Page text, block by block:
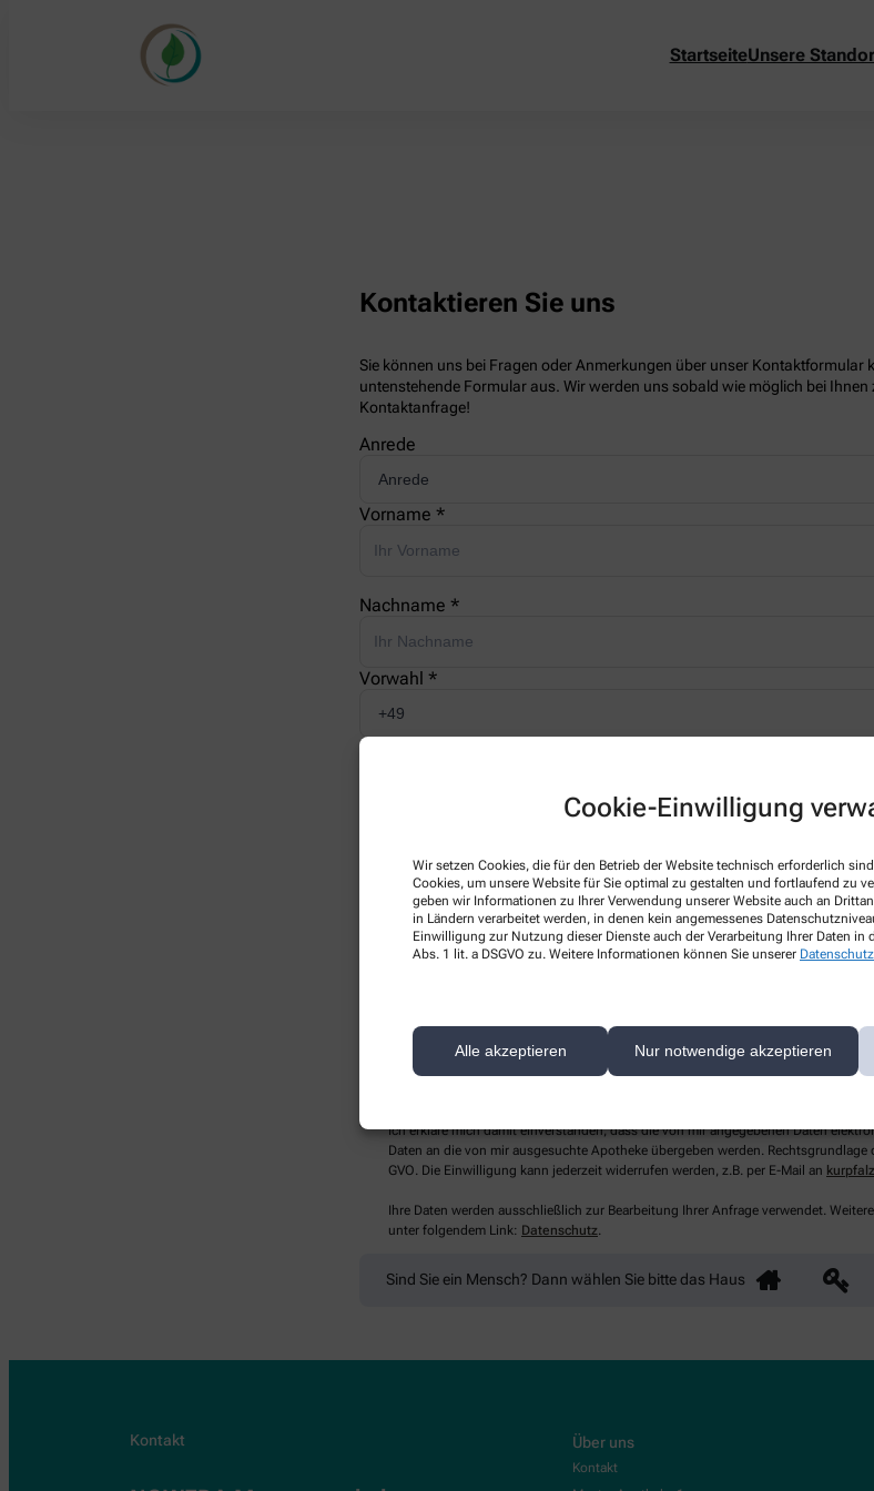
Cookie-Einwilligung
Wir setzen Cookies, die für den Betrieb der Website technisch erforderlich
Cookies, um unsere Website für Sie optimal zu gestalten und fortlaufend zu
geben wir Informationen zu Ihrer Verwendung unserer Website auch an
in Ländern verarbeitet werden, in denen kein angemessenes
Einwilligung zur Nutzung dieser Dienste auch der Verarbeitung Ihrer Daten in
Abs. 1 lit. a DSGVO zu. Weitere Informationen können Sie unserer
Alle akzeptieren Nur notwendige akzeptieren
StartseiteUnsere
Kontaktieren Sie uns
Sie können uns bei Fragen oder Anmerkungen über unser Kontaktformular
untenstehende Formular aus. Wir werden uns sobald wie möglich bei
Kontaktanfrage!
Anrede
Vorname *
Nachname *
Vorwahl *
Ihre Nachricht *
Ich erkläre mich damit einverstanden, dass die von mir angegebenen Daten
Daten an die von mir ausgesuchte Apotheke übergeben werden.
GVO. Die Einwilligung kann jederzeit widerrufen werden, z.B. per E-Mail an
Ihre Daten werden ausschließlich zur Bearbeitung Ihrer Anfrage verwendet.
unter folgendem Link: Datenschutz.
Sind Sie ein Mensch? Dann wählen Sie bittedas Haus
Kontakt Über uns
Kontakt